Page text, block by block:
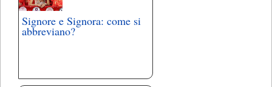
Signore e Signora: come si
abbreviano?